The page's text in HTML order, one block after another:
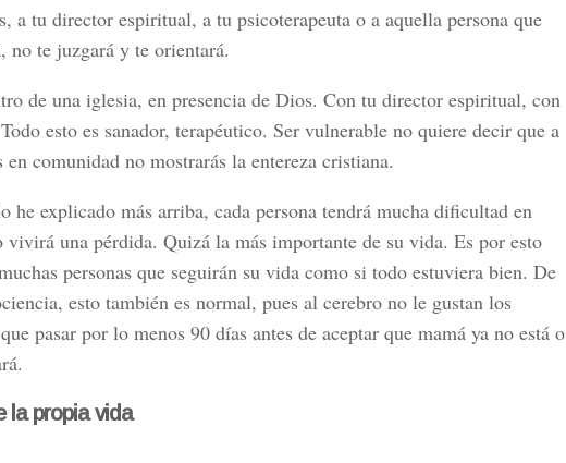
a tu director espiritual, a tu psicoterapeuta o a aquella persona que
no te juzgará y te orientará.
de una iglesia, en presencia de Dios. Con tu director espiritual, con
esto es sanador, terapéutico. Ser vulnerable no quiere decir que a
comunidad no mostrarás la entereza cristiana.
he explicado más arriba, cada persona tendrá mucha dificultad en
vivirá una pérdida. Quizá la más importante de su vida. Es por esto
personas que seguirán su vida como si todo estuviera bien. De
esto también es normal, pues al cerebro no le gustan los
pasar por lo menos 90 días antes de aceptar que mamá ya no está o
la propia vida